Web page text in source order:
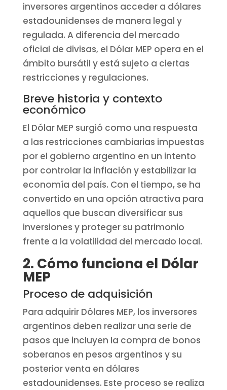
inversores argentinos acceder a dólares
estadounidenses de manera legal y
regulada. A diferencia del mercado
oficial de divisas, el Dólar MEP opera en el
ámbito bursátil y está sujeto a ciertas
restricciones y regulaciones.
Breve historia y contexto
económico
El Dólar MEP surgió como una respuesta
a las restricciones cambiarias impuestas
por el gobierno argentino en un intento
por controlar la inflación y estabilizar la
economía del país. Con el tiempo, se ha
convertido en una opción atractiva para
aquellos que buscan diversificar sus
inversiones y proteger su patrimonio
frente a la volatilidad del mercado local.
2. Cómo funciona el Dólar
MEP
Proceso de adquisición
Para adquirir Dólares MEP, los inversores
argentinos deben realizar una serie de
pasos que incluyen la compra de bonos
soberanos en pesos argentinos y su
posterior venta en dólares
estadounidenses. Este proceso se realiza